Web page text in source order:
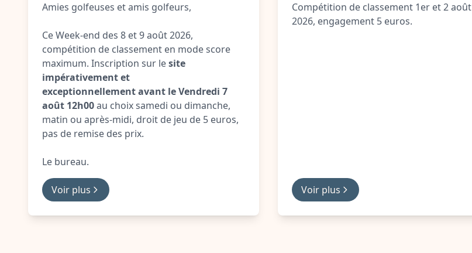
Amies golfeuses et amis golfeurs,
Ce Week-end des 8 et 9 août 2026,
compétition de classement en mode score
maximum. Inscription sur lesite
impérativement et
exceptionnellement avant le Vendredi 7
août 12h00au choix samedi ou dimanche,
matin ou après-midi, droit de jeu de 5 euros,
pas de remise des prix.
Le bureau.
Voir plus
Compétition de classement 1er et 2 août
2026, engagement 5 euros.
Voir plus